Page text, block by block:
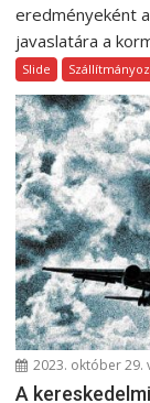
eredményeként
javaslatára a
Slide
2023. október 29.
A